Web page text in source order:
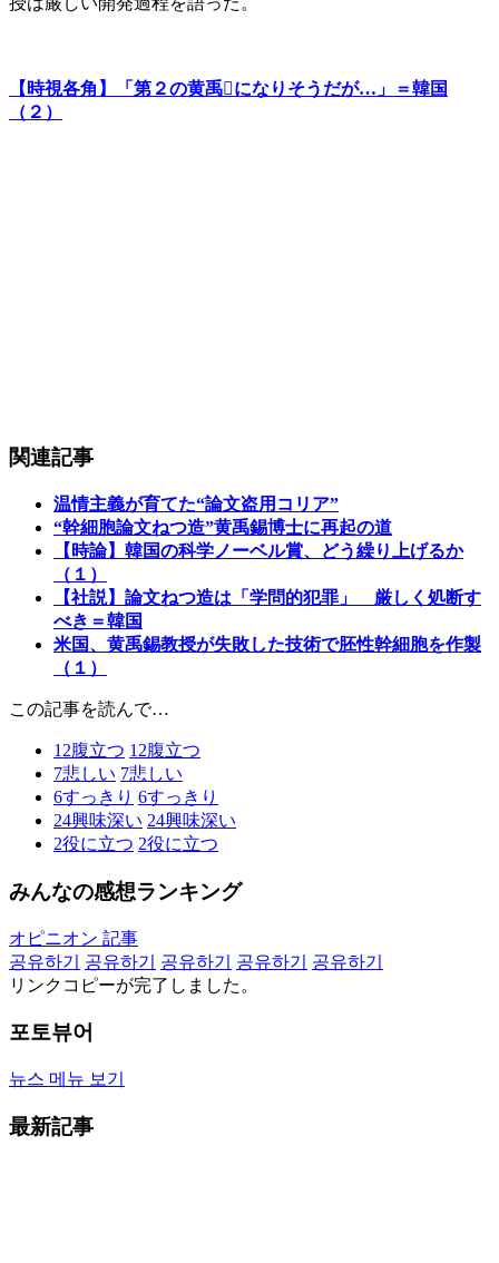
【時視各角】「第２の黄禹になりそうだが…」＝韓国
（２）
関連記事
温情主義が育てた“論文盗用コリア”
“幹細胞論文ねつ造”黄禹錫博士に再起の道
【時論】韓国の科学ノーベル賞、どう繰り上げるか
（１）
【社説】論文ねつ造は「学問的犯罪」 厳しく処断す
べき＝韓国
米国、黄禹錫教授が失敗した技術で胚性幹細胞を作製
（１）
この記事を読んで…
12腹立つ 12腹立つ
7悲しい 7悲しい
6すっきり 6すっきり
24興味深い 24興味深い
2役に立つ 2役に立つ
みんなの感想ランキング
オピニオン 記事
공유하기
공유하기 공유하기 공유하기
공유하기
リンクコピーが完了しました。
포토뷰어
뉴스 메뉴 보기
最新記事